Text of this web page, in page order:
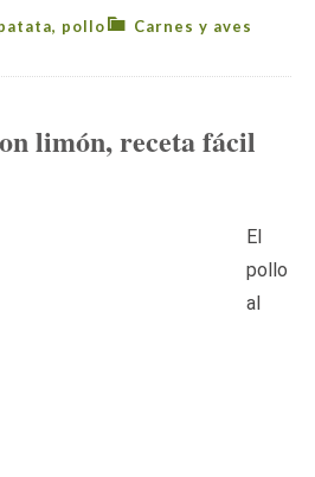
Carnes y aves
, pollo
limón, receta fácil
El
pollo
al